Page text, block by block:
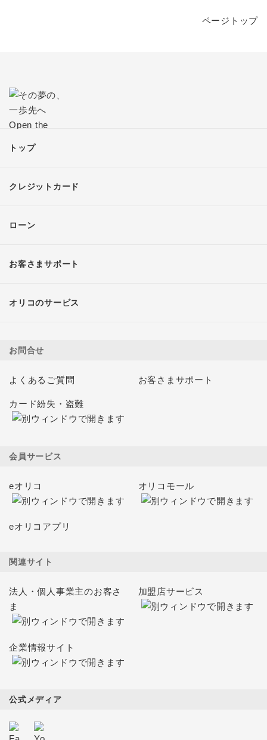
ページトップ
トップ
クレジットカード
ローン
お客さまサポート
オリコのサービス
お問合せ
よくあるご質問 お客さまサポート
カード紛失・盗難
会員サービス
eオリコ オリコモール
eオリコアプリ
関連サイト
法人・個人事業主のお客さ
ま
加盟店サービス
企業情報サイト
公式メディア